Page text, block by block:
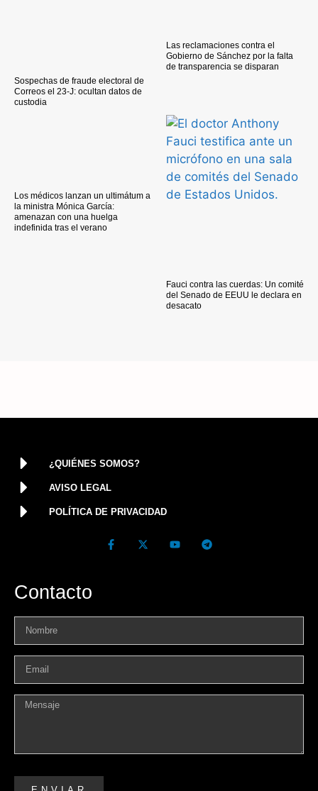
Sospechas de fraude electoral de
Correos el 23-J: ocultan datos de
custodia
Las reclamaciones contra el
Gobierno de Sánchez por la falta
de transparencia se disparan
Los médicos lanzan un ultimátum a
la ministra Mónica García:
amenazan con una huelga
indefinida tras el verano
Fauci contra las cuerdas: Un comité
del Senado de EEUU le declara en
desacato
¿QUIÉNES SOMOS?
AVISO LEGAL
POLÍTICA DE PRIVACIDAD
Contacto